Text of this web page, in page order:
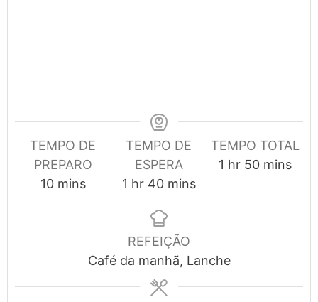
TEMPO DE
PREPARO
10minutes
mins
TEMPO DE
ESPERA
1 hour
hr 40minutes
mins
TEMPO TOTAL
1 hour
hr 50minutes
mins
REFEIÇÃO
Café da manhã, Lanche